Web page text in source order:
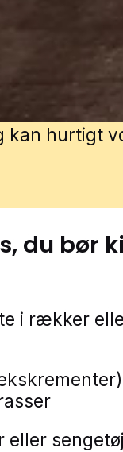
og
sig hurtigt,
møbler. Et
løst uden
kan hurtigt
, du bør
i rækker
eller